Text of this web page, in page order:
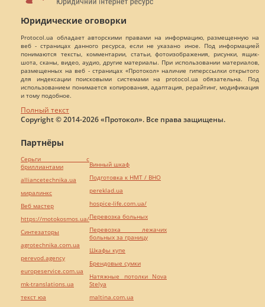
Юридические оговорки
Protocol.ua обладает авторскими правами на информацию, размещенную на
веб - страницах данного ресурса, если не указано иное. Под информацией
понимаются тексты, комментарии, статьи, фотоизображения, рисунки, ящик-
шота, сканы, видео, аудио, другие материалы. При использовании материалов,
размещенных на веб - страницах «Протокол» наличие гиперссылки открытого
для индексации поисковыми системами на protocol.ua обязательна. Под
использованием понимается копирования, адаптация, рерайтинг, модификация
и тому подобное.
Полный текст
Copyright © 2014-2026 «Протокол». Все права защищены.
Партнёры
Серьги с
бриллиантами
alliancetechnika.ua
миралинкс
Веб мастер
https://motokosmos.ua/
Синтезаторы
agrotechnika.com.ua
perevod.agency
europeservice.com.ua
mk-translations.ua
текст юа
Винный шкаф
Подготовка к НМТ / ВНО
pereklad.ua
hospice-life.com.ua/
Перевозка больных
Перевозка лежачих
больных за границу
Шкафы купе
Брендовые сумки
Натяжные потолки Nova
Stelya
maltina.com.ua